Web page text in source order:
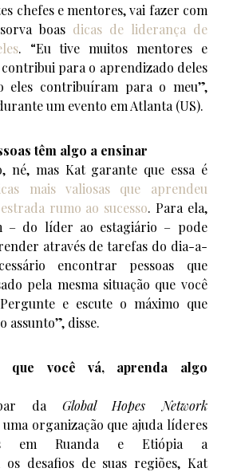
chefes e mentores, vai fazer com
boas dicas de liderança de
. “Eu tive muitos mentores e
para o aprendizado deles
eles contribuíram para o meu”,
um evento em Atlanta (US).
têm algo a ensinar
né, mas Kat garante que essa é
mais valiosas que aprendeu
rumo ao sucesso. Para ela,
– do líder ao estagiário – pode
através de tarefas do dia-a-
encontrar pessoas que
pela mesma situação que você
e escute o máximo que
assunto”, disse.
que você vá, aprenda algo
daGlobal Hopes Network
uma organização que ajuda líderes
em Ruanda e Etiópia a
os desafios de suas regiões, Kat